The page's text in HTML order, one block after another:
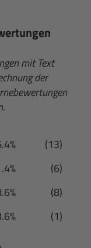
mit Text
der
(13)
(6)
(8)
(1)